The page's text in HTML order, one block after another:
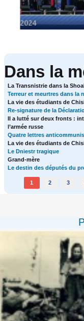
Dans la
La Transnistrie dans la
Terreur et meurtres dans la
La vie des étudiants de
Re-signature de la
Il a lutté sur deux fronts :
l’armée russe
Quatre lettres
La vie des étudiants de
Le Dniestr tragique
Grand-mère
Le destin des députés du
1 2 3